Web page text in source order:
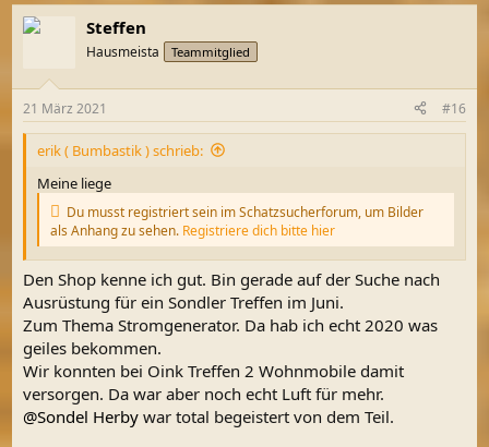
Steffen
Hausmeista Teammitglied
21 März 2021 #16
erik ( Bumbastik ) schrieb:
Meine liege
Du musst registriert sein im Schatzsucherforum, um Bilder
als Anhang zu sehen. Registriere dich bitte hier
Den Shop kenne ich gut. Bin gerade auf der Suche nach
Ausrüstung für ein Sondler Treffen im Juni.
Zum Thema Stromgenerator. Da hab ich echt 2020 was
geiles bekommen.
Wir konnten bei Oink Treffen 2 Wohnmobile damit
versorgen. Da war aber noch echt Luft für mehr.
@Sondel Herby war total begeistert von dem Teil.